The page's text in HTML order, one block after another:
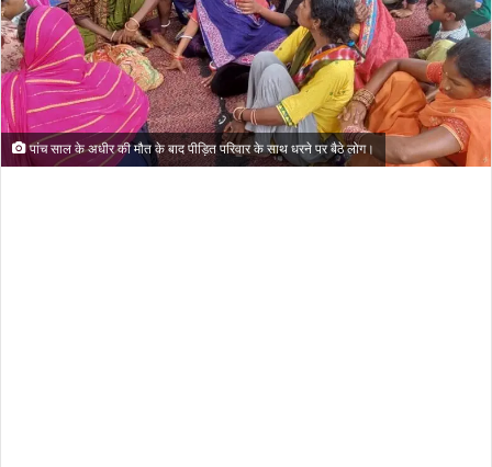
पांच साल के अधीर की मौत के बाद पीड़ित परिवार के साथ धरने पर बैठे लोग।